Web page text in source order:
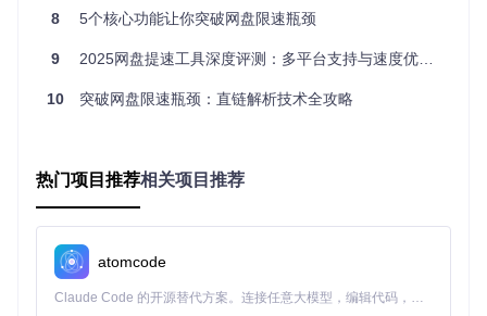
该工具采用三层架构设计，确保解析过程全程在本地完成：
表现层：自适应界面统一操作入口，适配不同网盘平台的UI
风格
解析层 ：DOM节点解析引擎定位加密参数，通过逆向工程
点续传
🚀技术原理：直链提取—即直接获取文件真实下载地址，
参数解密计算，生成可直接访问的下载链接。整个过程不
经过第三方服务器，既保障了速度也确保了安全性。
8 5个核心功能让你突破网盘限速瓶颈
9 2025网盘提速工具深度评测：多平台支持与速度优化技术解析
10 突破网盘限速瓶颈：直链解析技术全攻略
热门项目推荐相关项目推荐
atomcode
Claude Code 的开源替代方案。连接任意大模型，编辑代码，运行命令，自动验证 — 全自动执行。用 Rust 构建，极致性能。 ｜ An open-source alternative to Claude Code. Connect any LLM, edit code, run commands, and verify changes — autonomously. Built in Rust for speed. Get Started